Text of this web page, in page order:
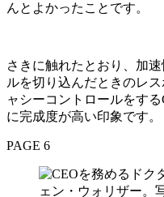
んとよかったことです。
さきに触れたとおり、加
ルを切り込んだときのレ
ャシーコントロールをす
に完成度が高い印象です。
PAGE 6